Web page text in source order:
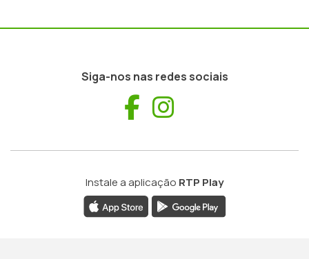
Siga-nos nas redes sociais
Facebook
Instale a aplicação RTP Play